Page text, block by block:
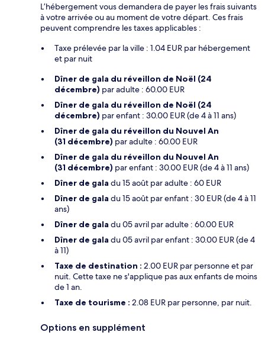
L’hébergement vous demandera de payer les frais suivants
à votre arrivée ou au moment de votre départ. Ces frais
peuvent comprendre les taxes applicables :
Taxe prélevée par la ville : 1.04 EUR par hébergement
et par nuit
Dîner de gala du réveillon de Noël (24
décembre) par adulte : 60.00 EUR
Dîner de gala du réveillon de Noël (24
décembre) par enfant : 30.00 EUR (de 4 à 11 ans)
Dîner de gala du réveillon du Nouvel An
(31 décembre) par adulte : 60.00 EUR
Dîner de gala du réveillon du Nouvel An
(31 décembre) par enfant : 30.00 EUR (de 4 à 11 ans)
Dîner de gala du 15 août par adulte : 60 EUR
Dîner de gala du 15 août par enfant : 30 EUR (de 4 à 11
ans)
Dîner de gala du 05 avril par adulte : 60.00 EUR
Dîner de gala du 05 avril par enfant : 30.00 EUR (de 4
à 11)
Taxe de destination : 2.00 EUR par personne et par
nuit. Cette taxe ne s'applique pas aux enfants de moins
de 1 an.
Taxe de tourisme : 2.08 EUR par personne, par nuit.
Options en supplément